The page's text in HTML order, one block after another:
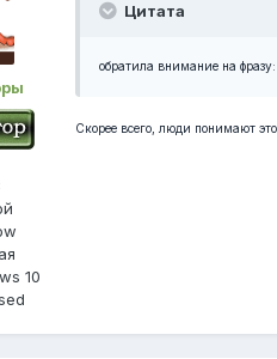
10
Цитата
обратила внимание на
Скорее всего, люди понимают